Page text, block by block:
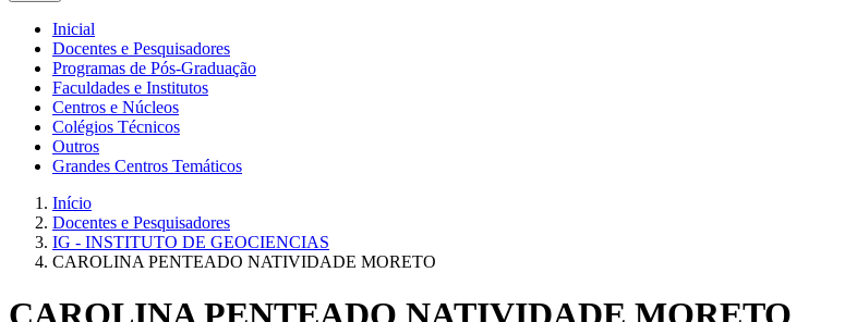
Inicial
Docentes e Pesquisadores
Programas de Pós-Graduação
Faculdades e Institutos
Centros e Núcleos
Colégios Técnicos
Outros
Grandes Centros Temáticos
Início
Docentes e Pesquisadores
IG - INSTITUTO DE GEOCIENCIAS
CAROLINA PENTEADO NATIVIDADE MORETO